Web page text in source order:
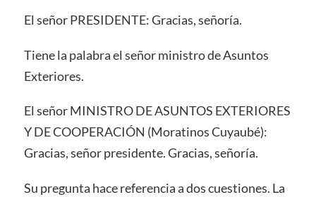
El señor PRESIDENTE: Gracias, señoría.
Tiene la palabra el señor ministro de Asuntos
Exteriores.
El señor MINISTRO DE ASUNTOS EXTERIORES
Y DE COOPERACIÓN (Moratinos Cuyaubé):
Gracias, señor presidente. Gracias, señoría.
Su pregunta hace referencia a dos cuestiones. La